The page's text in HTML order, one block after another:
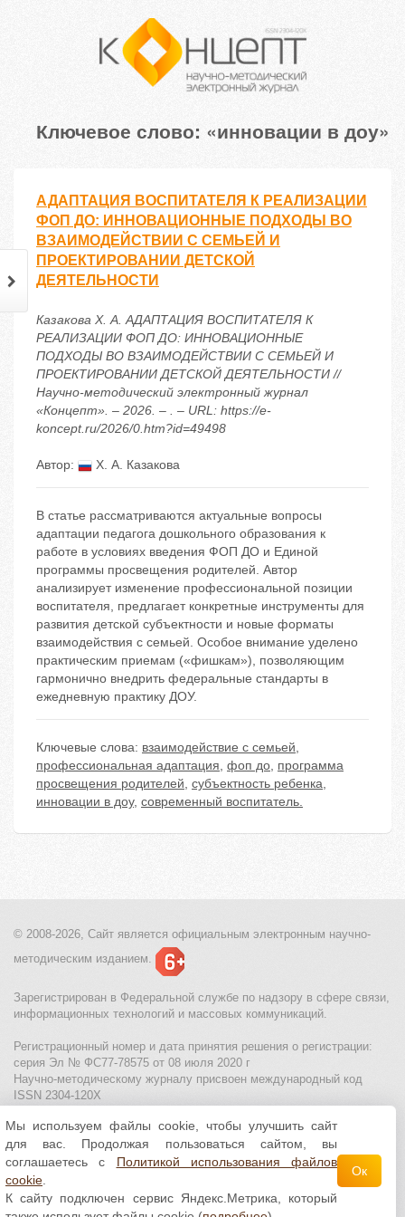
Ключевое слово: «инновации в доу»
АДАПТАЦИЯ ВОСПИТАТЕЛЯ К РЕАЛИЗАЦИИ
ФОП ДО: ИННОВАЦИОННЫЕ ПОДХОДЫ ВО
ВЗАИМОДЕЙСТВИИ С СЕМЬЕЙ И
ПРОЕКТИРОВАНИИ ДЕТСКОЙ
ДЕЯТЕЛЬНОСТИ
Казакова Х. А. АДАПТАЦИЯ ВОСПИТАТЕЛЯ К
РЕАЛИЗАЦИИ ФОП ДО: ИННОВАЦИОННЫЕ
ПОДХОДЫ ВО ВЗАИМОДЕЙСТВИИ С СЕМЬЕЙ И
ПРОЕКТИРОВАНИИ ДЕТСКОЙ ДЕЯТЕЛЬНОСТИ //
Научно-методический электронный журнал
«Концепт». – 2026. – . – URL: https://e-
koncept.ru/2026/0.htm?id=49498
Автор: Х. А. Казакова
В статье рассматриваются актуальные вопросы
адаптации педагога дошкольного образования к
работе в условиях введения ФОП ДО и Единой
программы просвещения родителей. Автор
анализирует изменение профессиональной позиции
воспитателя, предлагает конкретные инструменты для
развития детской субъектности и новые форматы
взаимодействия с семьей. Особое внимание уделено
практическим приемам («фишкам»), позволяющим
гармонично внедрить федеральные стандарты в
ежедневную практику ДОУ.
Ключевые слова: взаимодействие с семьей,
профессиональная адаптация, фоп до, программа
просвещения родителей, субъектность ребенка,
инновации в доу, современный воспитатель.
© 2008-2026, Сайт является официальным электронным научно-
методическим изданием.
Зарегистрирован в Федеральной службе по надзору в сфере связи,
информационных технологий и массовых коммуникаций.
Регистрационный номер и дата принятия решения о регистрации:
серия Эл № ФС77-78575 от 08 июля 2020 г
Научно-методическому журналу присвоен международный код
ISSN 2304-120X
МЦИТО|Школьные олимпиады и онлайн конкурсы для детей
Политика использования файлов cookie| Политика обработки и
защиты персональных данных
Все материалы доступны полицензии Creative
Commons С указанием авторства 4.0 Всемирная
Мы используем файлы cookie, чтобы улучшить сайт
для вас. Продолжая пользоваться сайтом, вы
соглашаетесь с Политикой использования файлов
cookie
К сайту подключен сервис Яндекс.Метрика, который
Ок